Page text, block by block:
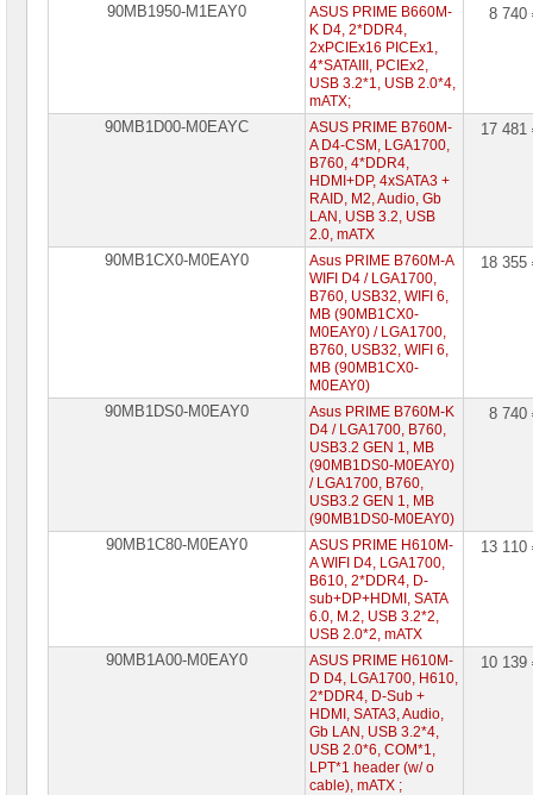
Компоненты
питания
90MB1950-M1EAY0
ASUS PRIME B660M-
K D4, 2*DDR4,
2xPCIEx16 PICEx1,
4*SATAIII, PCIEx2,
USB 3.2*1, USB 2.0*4,
mATX;
8
90MB1D00-M0EAYC
ASUS PRIME B760M-
A D4-CSM, LGA1700,
B760, 4*DDR4,
HDMI+DP, 4xSATA3 +
RAID, M2, Audio, Gb
LAN, USB 3.2, USB
2.0, mATX
17
90MB1CX0-M0EAY0
Asus PRIME B760M-A
WIFI D4 / LGA1700,
B760, USB32, WIFI 6,
MB (90MB1CX0-
M0EAY0) / LGA1700,
B760, USB32, WIFI 6,
MB (90MB1CX0-
M0EAY0)
18
90MB1DS0-M0EAY0
Asus PRIME B760M-K
D4 / LGA1700, B760,
USB3.2 GEN 1, MB
(90MB1DS0-M0EAY0)
/ LGA1700, B760,
USB3.2 GEN 1, MB
(90MB1DS0-M0EAY0)
8
90MB1C80-M0EAY0
ASUS PRIME H610M-
A WIFI D4, LGA1700,
B610, 2*DDR4, D-
sub+DP+HDMI, SATA
6.0, M.2, USB 3.2*2,
USB 2.0*2, mATX
13
90MB1A00-M0EAY0
ASUS PRIME H610M-
D D4, LGA1700, H610,
2*DDR4, D-Sub +
HDMI, SATA3, Audio,
Gb LAN, USB 3.2*4,
USB 2.0*6, COM*1,
LPT*1 header (w/ o
cable), mATX ;
10